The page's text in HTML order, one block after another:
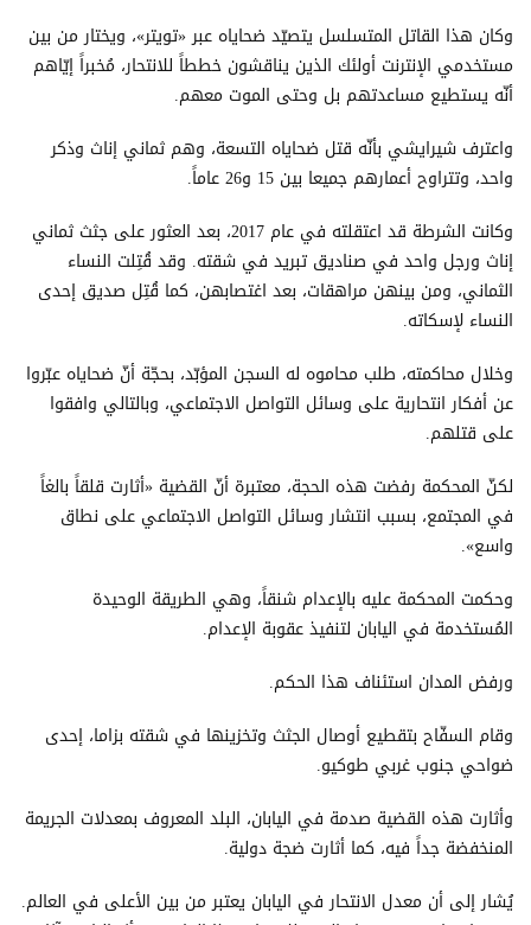
وكان هذا القاتل المتسلسل يتصيّد ضحاياه عبر «تويتر»، ويختار من بين
مستخدمي الإنترنت أولئك الذين يناقشون خططاً للانتحار، مُخبراً إيّاهم
أنّه يستطيع مساعدتهم بل وحتى الموت معهم.
واعترف شيرايشي بأنّه قتل ضحاياه التسعة، وهم ثماني إناث وذكر
واحد، وتتراوح أعمارهم جميعا بين 15 و26 عاماً.
وكانت الشرطة قد اعتقلته في عام 2017، بعد العثور على جثث ثماني
إناث ورجل واحد في صناديق تبريد في شقته. وقد قُتِلت النساء
الثماني، ومن بينهن مراهقات، بعد اغتصابهن، كما قُتِل صديق إحدى
النساء لإسكاته.
وخلال محاكمته، طلب محاموه له السجن المؤبّد، بحجّة أنّ ضحاياه عبّروا
عن أفكار انتحارية على وسائل التواصل الاجتماعي، وبالتالي وافقوا
على قتلهم.
لكنّ المحكمة رفضت هذه الحجة، معتبرة أنّ القضية «أثارت قلقاً بالغاً
في المجتمع، بسبب انتشار وسائل التواصل الاجتماعي على نطاق
واسع».
وحكمت المحكمة عليه بالإعدام شنقاً، وهي الطريقة الوحيدة
المُستخدمة في اليابان لتنفيذ عقوبة الإعدام.
ورفض المدان استئناف هذا الحكم.
وقام السفّاح بتقطيع أوصال الجثث وتخزينها في شقته بزاما، إحدى
ضواحي جنوب غربي طوكيو.
وأثارت هذه القضية صدمة في اليابان، البلد المعروف بمعدلات الجريمة
المنخفضة جداً فيه، كما أثارت ضجة دولية.
يُشار إلى أن معدل الانتحار في اليابان يعتبر من بين الأعلى في العالم.